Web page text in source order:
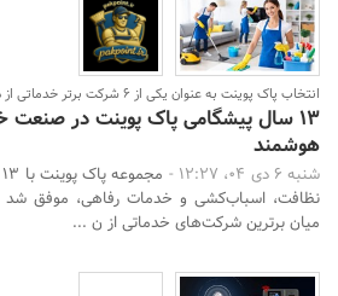
انتخاب پاک پوینت به عنوان یکی از ۶ شرکت برتر خدماتی از دیدگاه مشتریان
۱۳ سال پیشگامی پاک پوینت در
هوشمند
شنبه 6 دی 04، 12:27 -
نظافت، اسباب‌کشی و خدمات رفاهی، موفق شد
میان برترین شرکت‌های خدماتی از ن ...